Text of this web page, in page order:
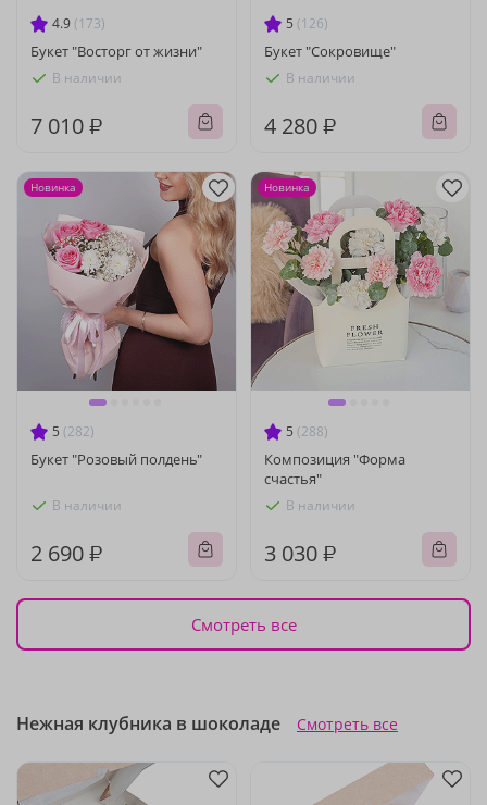
4.9 (173)
Букет "Восторг от жизни"
В наличии
7 010 ₽
5 (126)
Букет "Сокровище"
В наличии
4 280 ₽
5 (282)
Букет "Розовый полдень"
В наличии
2 690 ₽
Новинка
5 (288)
Композиция "Форма
счастья"
В наличии
3 030 ₽
Новинка
Смотреть все
Нежная клубника в шоколаде Смотреть все